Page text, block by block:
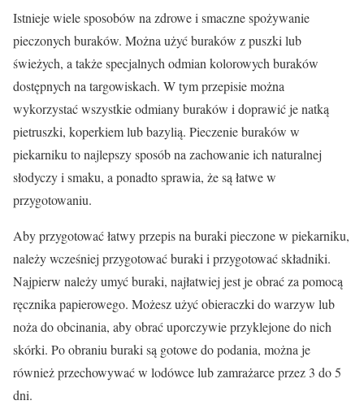
Istnieje wiele sposobów na zdrowe i smaczne spożywanie
pieczonych buraków. Można użyć buraków z puszki lub
świeżych, a także specjalnych odmian kolorowych buraków
dostępnych na targowiskach. W tym przepisie można
wykorzystać wszystkie odmiany buraków i doprawić je natką
pietruszki, koperkiem lub bazylią. Pieczenie buraków w
piekarniku to najlepszy sposób na zachowanie ich naturalnej
słodyczy i smaku, a ponadto sprawia, że są łatwe w
przygotowaniu.
Aby przygotować łatwy przepis na buraki pieczone w piekarniku,
należy wcześniej przygotować buraki i przygotować składniki.
Najpierw należy umyć buraki, najłatwiej jest je obrać za pomocą
ręcznika papierowego. Możesz użyć obieraczki do warzyw lub
noża do obcinania, aby obrać uporczywie przyklejone do nich
skórki. Po obraniu buraki są gotowe do podania, można je
również przechowywać w lodówce lub zamrażarce przez 3 do 5
dni.